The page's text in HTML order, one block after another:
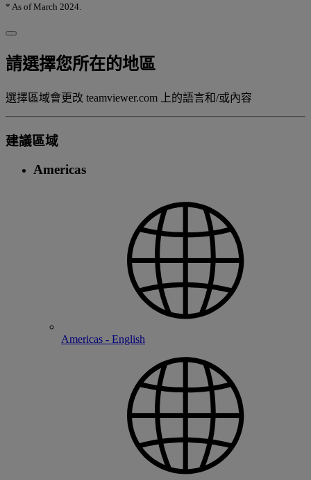
* As of March 2024.
請選擇您所在的地區
選擇區域會更改 teamviewer.com 上的語言和/或內容
建議區域
Americas
Americas - English